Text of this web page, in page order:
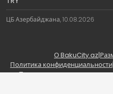
ЦБ Азербайджана, 10.08.2026
О BakuCity.az|
Политика конфиденциальности|
Правила использования